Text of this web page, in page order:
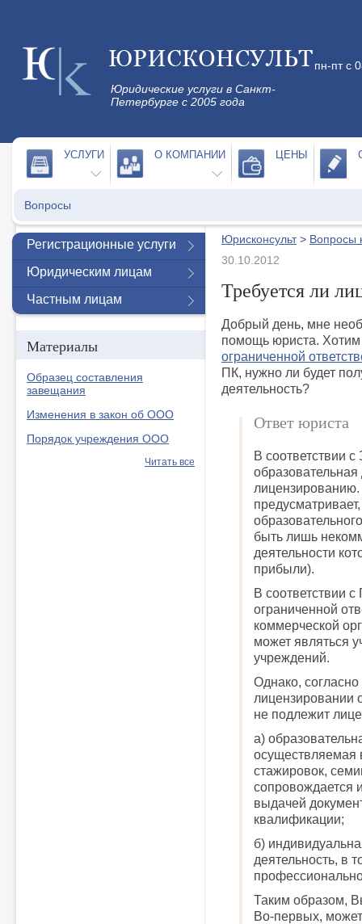
Юридические услуги в Санкт-
Петербурге с 2005 года
пн-пт с
УСЛУГИ О КОМПАНИИ ЦЕНЫ
Вопросы
Юрисконсульт> Вопросы
30.10.2012
Требуется ли
Добрый день, мне
помощь юриста.
ограниченной
ПК, нужно ли будет
деятельность?
Ответ юриста
В соответствии
лицензированию.
быть лишь
деятельности
прибыли).
В соответствии
ограниченной
коммерческой
может являться
учреждений.
Однако,
лицензировании
не подлежит
а)
осуществляемая
стажировок,
сопровождается
выдачей
квалификации;
б)
деятельность, в
Таким образом,
Во-первых,
Регистрационные услуги
Юридическим лицам
Частным лицам
Материалы
Образец составления
завещания
Изменения в закон об ООО
Порядок учреждения ООО
Читать все